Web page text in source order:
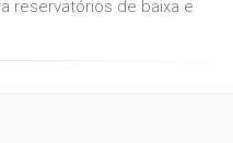
reservatórios de baixa e